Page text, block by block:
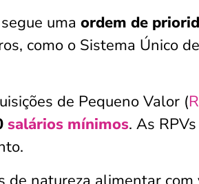
uma ordem de
como o Sistema Único
de Pequeno Valor (
salários mínimos. As